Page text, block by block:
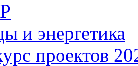
и энергетика
проектов